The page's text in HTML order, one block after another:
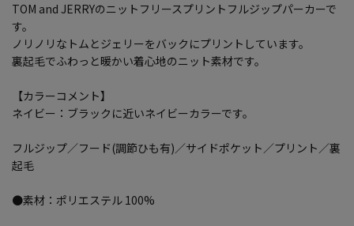
TOM and JERRYのニットフリースプリントフルジップパーカーで
す。
ノリノリなトムとジェリーをバックにプリントしています。
裏起毛でふわっと暖かい着心地のニット素材です。
【カラーコメント】
ネイビー：ブラックに近いネイビーカラーです。
フルジップ／フード(調節ひも有)／サイドポケット／プリント／裏
起毛
●素材：ポリエステル 100%